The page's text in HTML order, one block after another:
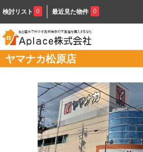
検討リスト 0 最近見た物件 0
ヤマナカ松原店